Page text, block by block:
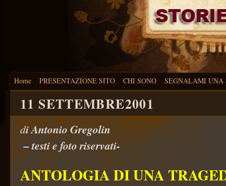
Home PRESENTAZIONE SITO CHI SONO SEGNALAMI UNA
11 SETTEMBRE2001
di Antonio
– testi e foto riservati-
ANTOLOGIA DI UNA